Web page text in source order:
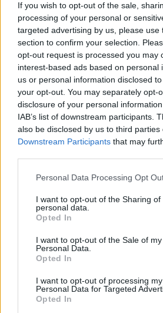
If you wish to opt-out of the sale,
processing of your personal or
targeted advertising by us, please use
section to confirm your selection.
opt-out request is processed you may
interest-based ads based on personal
us or personal information disclosed
your opt-out. You may separately opt-
disclosure of your personal
IAB’s list of downstream participants.
also be disclosed by us to third parties
Downstream Participants that may
Please note that this website/app uses
not limited to your visit or usage
grant or deny consent to Google and
use your data for below specified
consent section.
Personal Data Processing Opt
I want to opt-out of the Sharing of
personal data.
Opted In
I want to opt-out of the Sale of my
Personal Data.
Opted In
I want to opt-out of processing my
Personal Data for Targeted
Opted In
Με το βλέμμα στραμμένο στο
ανέδειξε κατά τη διάρκεια του
πρωτοβουλίες που
ενίσχυση του έργου της όπως
πρότυπου Κέντρου Συλλογής σε
στη ΒΙΠΕ Καβάλας, με
αποθήκευσης άνω των 100 ΜΤ
τεχνολογίες πρόληψης
καθώς επίσης και η
γραφειοκρατικές διαδικασίες.